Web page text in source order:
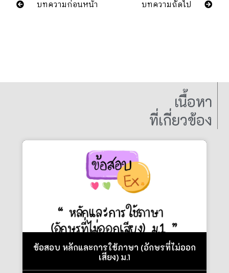
บทความก่อนหน้า บทความถัดไป
เนื้อหา
ที่เกี่ยวข้อง
ข้อสอบ หลักและการใช้ภาษา (อักษรที่ไม่ออก
เสียง) ม.1